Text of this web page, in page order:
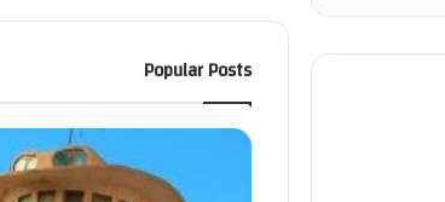
Popular Posts